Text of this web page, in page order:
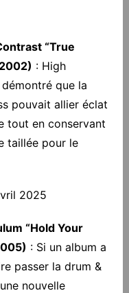
“True
: High
que la
pouvait allier éclat
tout en conservant
taillée pour le
2025
“Hold Your
: Si un album a
passer la drum &
nouvelle